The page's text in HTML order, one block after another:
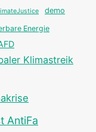
demo
Energie
Klimastreik
AntiFa